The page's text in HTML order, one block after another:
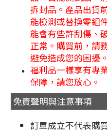
拆封品。產品出貨
能檢測或替換零組
能會有些許刮傷、
正常。購買前，請
避免造成您的困擾。
福利品一樣享有專
保障，請您放心。
免責聲明與注意事項
訂單成立不代表購